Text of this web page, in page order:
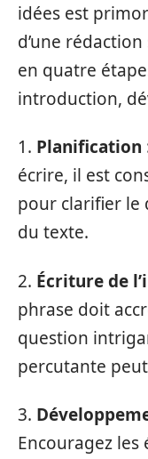
idées est
d’une
en quatre
introduction,
1. Planification
écrire, il est
pour clarifier le
du texte.
2. Écriture de
phrase doit
question
percutante peut
3.
Encouragez les